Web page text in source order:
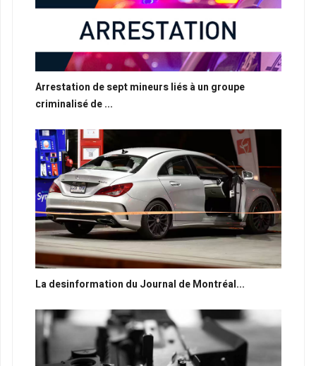
Arrestation de sept mineurs liés à un groupe
criminalisé de ...
La desinformation du Journal de Montréal...